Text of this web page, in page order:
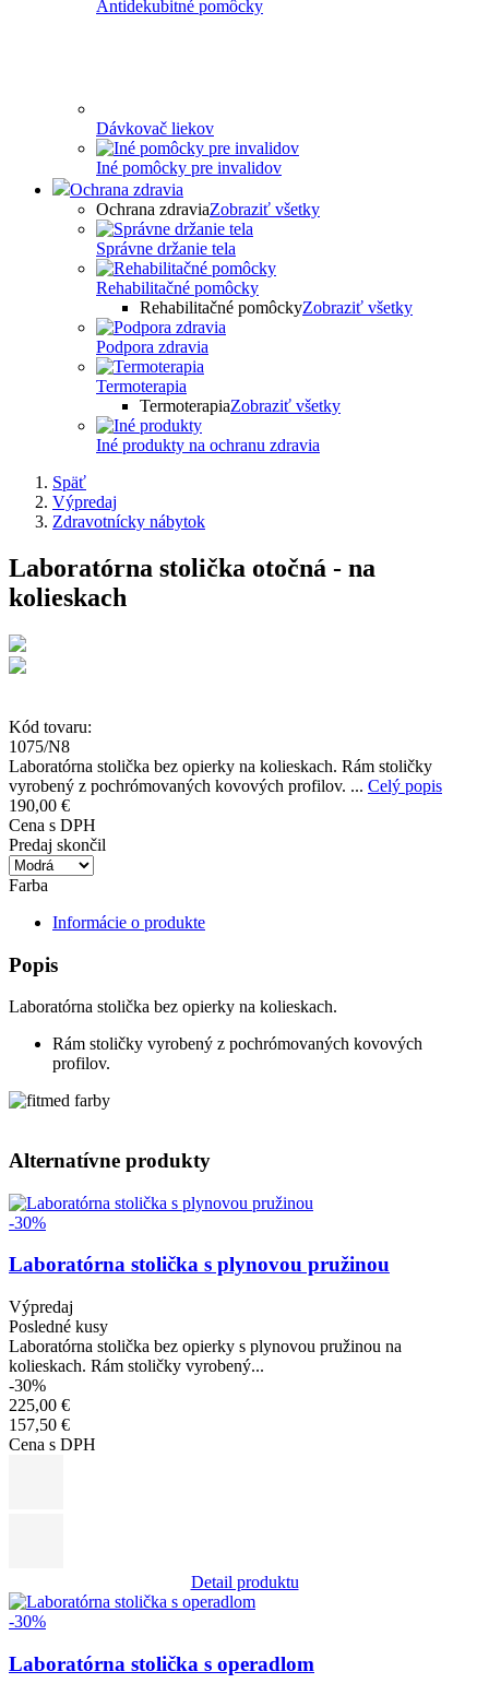
Antidekubitné pomôcky
Dávkovač liekov
Iné pomôcky pre invalidov
Ochrana zdravia
Ochrana zdraviaZobraziť všetky
Správne držanie tela
Rehabilitačné pomôcky
Rehabilitačné pomôckyZobraziť všetky
Podpora zdravia
Termoterapia
TermoterapiaZobraziť všetky
Iné produkty na ochranu zdravia
Späť
Výpredaj
Zdravotnícky nábytok
Laboratórna stolička otočná - na
kolieskach
Kód tovaru:
1075/N8
Laboratórna stolička bez opierky na kolieskach. Rám stoličky
vyrobený z pochrómovaných kovových profilov. ... Celý popis
190,00 €
Cena s DPH
Predaj skončil
Farba
Informácie o produkte
Popis
Laboratórna stolička bez opierky na kolieskach.
Rám stoličky vyrobený z pochrómovaných kovových
profilov.
Alternatívne produkty
Obrázok
-30%
Laboratórna stolička s plynovou pružinou
Výpredaj
Posledné kusy
Laboratórna stolička bez opierky s plynovou pružinou na
kolieskach. Rám stoličky vyrobený...
-30%
225,00 €
157,50 €
Cena s DPH
Detail produktu
Obrázok
-30%
Laboratórna stolička s operadlom